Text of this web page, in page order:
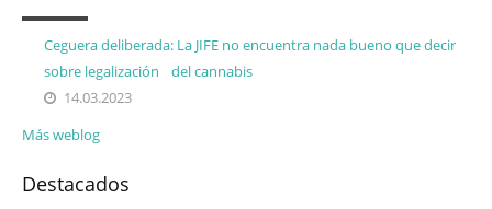
Ceguera deliberada: La JIFE no encuentra nada bueno que decir
sobre legalización del cannabis
14.03.2023
Más weblog
Destacados